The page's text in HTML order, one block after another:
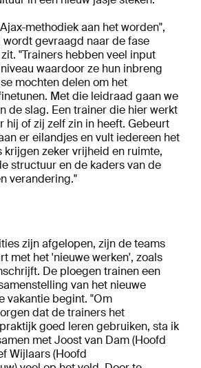
methodiek aan het worden",
wordt gevraagd naar de fase
"Trainers hebben veel input
waardoor ze hun inbreng
mochten delen om het
Met die leidraad gaan we
de slag. Een trainer die hier werkt
hij of zij zelf zin in heeft. Gebeurt
er eilandjes en vult iedereen het
krijgen zeker vrijheid en ruimte,
structuur en de kaders van de
verandering."
zijn afgelopen, zijn de teams
met het 'nieuwe werken', zoals
De ploegen trainen een
van het nieuwe
vakantie begint. "Om
dat de trainers het
goed leren gebruiken, sta ik
met Joost van Dam (Hoofd
Wijlaars (Hoofd